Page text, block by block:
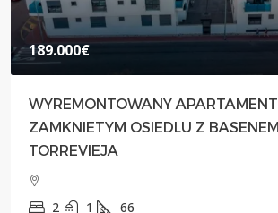
189.000€
WYREMONTOWANY
ZAMKNIETYM OSIEDLU Z
TORREVIEJA
2 1 66